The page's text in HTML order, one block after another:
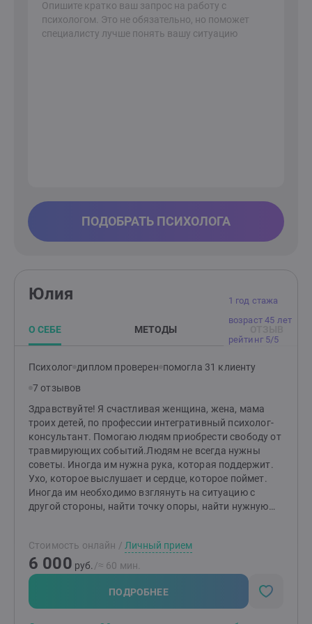
ПОДОБРАТЬ ПСИХОЛОГА
1 год стажа
возраст 45 лет
рейтинг 5/5
Юлия
О СЕБЕ МЕТОДЫ
Психолог диплом проверен помогла 31 клиенту
7 отзывов
Здравствуйте! Я счастливая женщина, жена, мама
троих детей, по профессии интегративный психолог-
консультант. Помогаю людям приобрести свободу от
травмирующих событий.Людям не всегда нужны
советы. Иногда им нужна рука, которая поддержит.
Ухо, которое выслушает и сердце, которое поймет.
Иногда им необходимо взглянуть на ситуацию с
другой стороны, найти точку опоры, найти нужную
для Вас!!!
Стоимость онлайн / Личный прием
6 000 руб. /≈ 60 мин.
ПОДРОБНЕЕ